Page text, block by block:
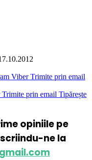
Viber Trimite prin email
Trimite prin email Tipărește
opiniile pe
ne la